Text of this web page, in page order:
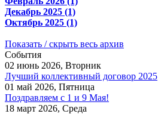
Декабрь 2025 (1)
Октябрь 2025 (1)
Показать / скрыть весь архив
События
02 июнь 2026, Вторник
Лучший коллективный договор 2025
01 май 2026, Пятница
Поздравляем c 1 и 9 Мая!
18 март 2026, Среда